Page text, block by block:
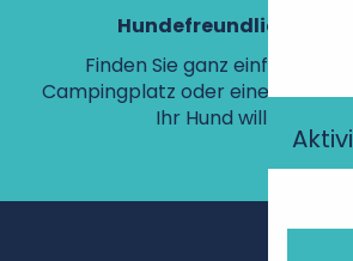
Hundefreundliche
Finden Sie ganz einfach ein
Campingplatz oder eine
Ihr Hund willkommen